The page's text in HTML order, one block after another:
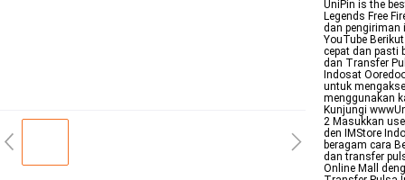
UniPin is the
Legends Free
dan pengiriman
YouTube
cepat dan pasti
dan Transfer
Indosat
untuk
menggunakan
Kunjungi
2 Masukkan
den IMStore
beragam cara
dan transfer
Online Mall